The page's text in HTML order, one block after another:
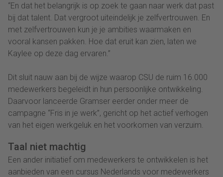
“En dat het belangrijk is op zoek te gaan naar werk dat past
bij dat talent. Dat vergroot uiteindelijk je zelfvertrouwen. En
met zelfvertrouwen kun je je ambities waarmaken en
vooral kansen pakken. Hoe dat eruit kan zien, laten we
Kaylee op deze dag ervaren.”
Dit sluit nauw aan bij de wijze waarop CSU de ruim 16.000
medewerkers begeleidt in hun persoonlijke ontwikkeling.
Daarvoor lanceerde Gramser eerder onder meer de
campagne “Fris in je werk”, gericht op het actief verhogen
van het eigen werkgeluk en het voorkomen van verzuim.
Taal niet machtig
Een ander initiatief om medewerkers te ontwikkelen is het
aanbieden van een cursus Nederlands voor medewerkers